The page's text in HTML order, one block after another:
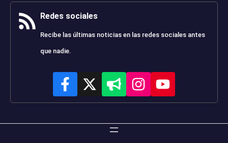
Redes sociales
Recibe las últimas noticias en las redes sociales antes
que nadie.